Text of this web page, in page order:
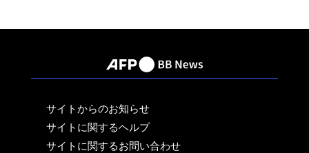
サイトからのお知らせ
サイトに関するヘルプ
サイトに関するお問い合わせ